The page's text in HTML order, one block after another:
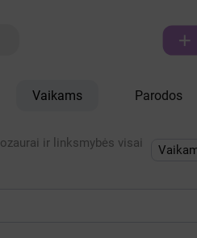

Vaikams Parodos
ir linksmybės visai